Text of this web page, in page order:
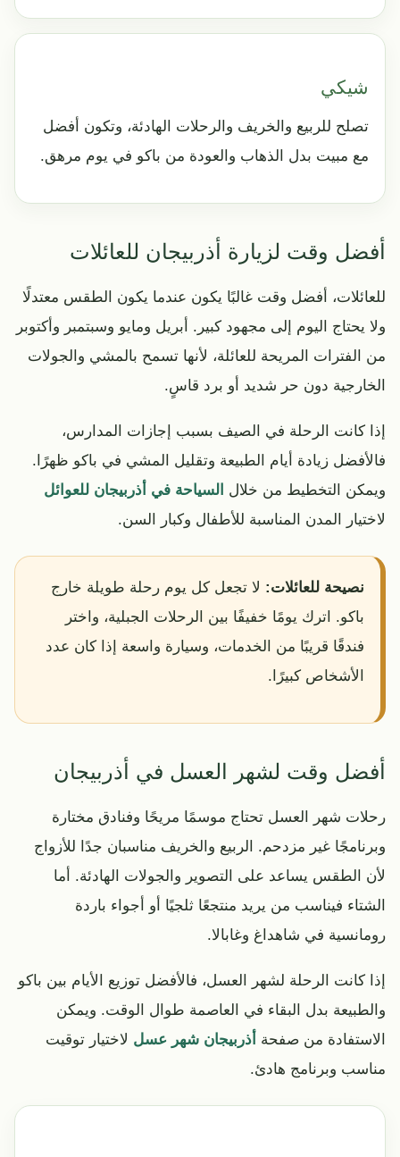
شيكي
تصلح للربيع والخريف والرحلات الهادئة، وتكون أفضل
مع مبيت بدل الذهاب والعودة من باكو في يوم مرهق.
أفضل وقت لزيارة أذربيجان للعائلات
للعائلات، أفضل وقت غالبًا يكون عندما يكون الطقس معتدلًا
ولا يحتاج اليوم إلى مجهود كبير. أبريل ومايو وسبتمبر وأكتوبر
من الفترات المريحة للعائلة، لأنها تسمح بالمشي والجولات
الخارجية دون حر شديد أو برد قاسٍ.
إذا كانت الرحلة في الصيف بسبب إجازات المدارس،
فالأفضل زيادة أيام الطبيعة وتقليل المشي في باكو ظهرًا.
ويمكن التخطيط من خلال السياحة في أذربيجان للعوائل
لاختيار المدن المناسبة للأطفال وكبار السن.
نصيحة للعائلات: لا تجعل كل يوم رحلة طويلة خارج
باكو. اترك يومًا خفيفًا بين الرحلات الجبلية، واختر
فندقًا قريبًا من الخدمات، وسيارة واسعة إذا كان عدد
الأشخاص كبيرًا.
أفضل وقت لشهر العسل في أذربيجان
رحلات شهر العسل تحتاج موسمًا مريحًا وفنادق مختارة
وبرنامجًا غير مزدحم. الربيع والخريف مناسبان جدًا للأزواج
لأن الطقس يساعد على التصوير والجولات الهادئة. أما
الشتاء فيناسب من يريد منتجعًا ثلجيًا أو أجواء باردة
رومانسية في شاهداغ وغابالا.
إذا كانت الرحلة لشهر العسل، فالأفضل توزيع الأيام بين باكو
والطبيعة بدل البقاء في العاصمة طوال الوقت. ويمكن
الاستفادة من صفحة أذربيجان شهر عسل لاختيار توقيت
مناسب وبرنامج هادئ.